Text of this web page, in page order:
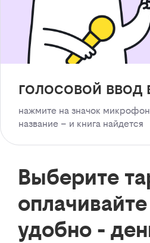
голосовой ввод
нажмите на значок
название – и книга найдется
Выберите
удобно -